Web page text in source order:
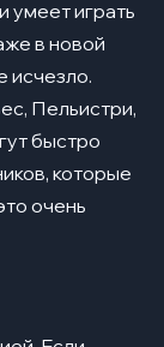
умеет играть
в новой
исчезло.
Пельистри,
быстро
которые
очень